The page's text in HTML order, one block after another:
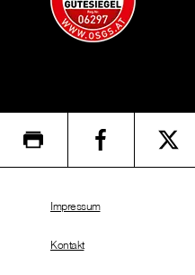
Impressum
Kontakt